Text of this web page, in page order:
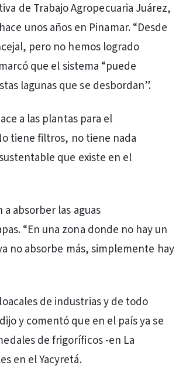
de Trabajo Agropecuaria Juárez,
unos años en Pinamar. “Desde
pero no hemos logrado
que el sistema “puede
lagunas que se desbordan”.
a las plantas para el
tiene filtros, no tiene nada
que existe en el
absorber las aguas
“En una zona donde no hay un
no absorbe más, simplemente hay
de industrias y de todo
y comentó que en el país ya se
de frigoríficos -en La
en el Yacyretá.